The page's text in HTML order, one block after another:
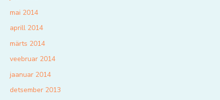
mai 2014
aprill 2014
märts 2014
veebruar 2014
jaanuar 2014
detsember 2013